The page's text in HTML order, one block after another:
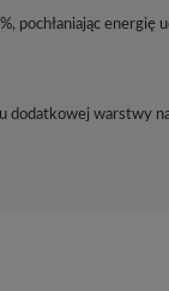
pochłaniając energię
dodatkowej warstwy